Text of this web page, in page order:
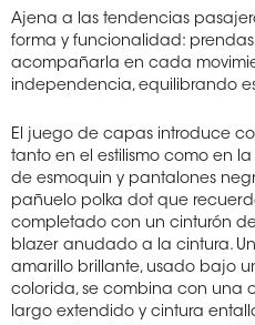
Ajena a las tendencias
forma y funcionalidad:
acompañarla en cada
independencia, equilibrando
El juego de capas introduce
tanto en el estilismo como en
de esmoquin y pantalones
pañuelo polka dot que
completado con un cinturón
blazer anudado a la cintura.
amarillo brillante, usado bajo
colorida, se combina con una
largo extendido y cintura